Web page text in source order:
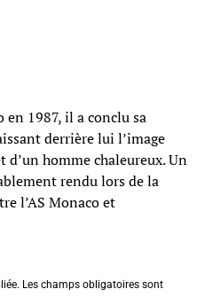
en 1987, il a conclu sa
derrière lui l’image
d’un homme chaleureux. Un
rendu lors de la
l’AS Monaco et
Les champs obligatoires sont